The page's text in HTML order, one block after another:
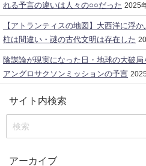
れる予言の違いは人々の○○だった 2025
【アトランティスの地図】大西洋に浮
柱は間違い・謎の古代文明は存在した
陰謀論が現実になった日・地球の大破
アングロサクソンミッションの予言
サイト内検索
アーカイブ